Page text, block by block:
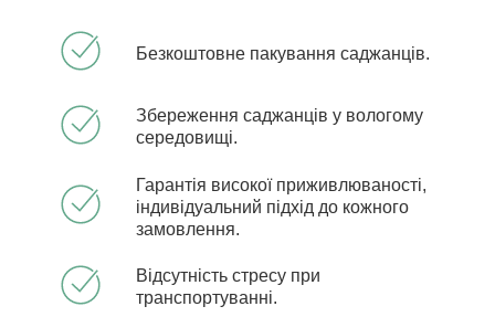
Безкоштовне пакування саджанців.
Збереження саджанців у вологому
середовищі.
Гарантія високої приживлюваності,
індивідуальний підхід до кожного
замовлення.
Відсутність стресу при
транспортуванні.